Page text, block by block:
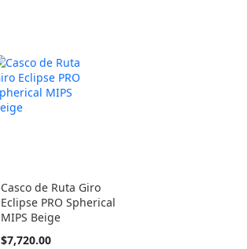
Casco de Ruta Giro
Eclipse PRO Spherical
MIPS Beige
$7,720.00